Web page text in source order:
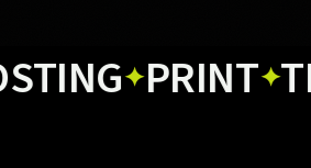
✦PRINT✦TEXTIL